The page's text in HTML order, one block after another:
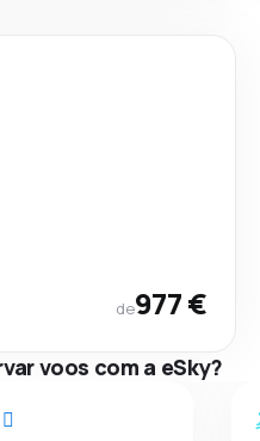
de977 €
voos com a eSky?